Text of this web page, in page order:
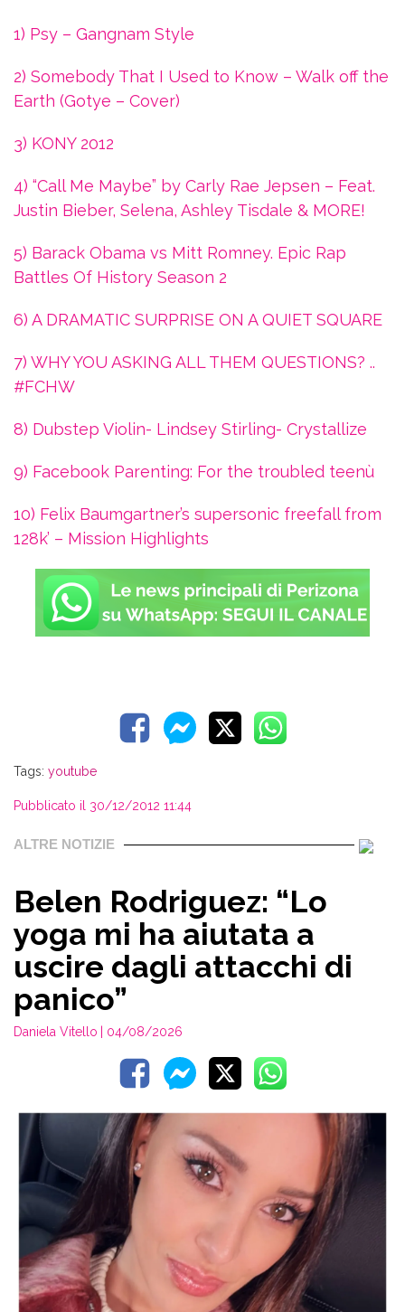
1) Psy – Gangnam Style
2) Somebody That I Used to Know – Walk off the
Earth (Gotye – Cover)
3) KONY 2012
4) “Call Me Maybe” by Carly Rae Jepsen – Feat.
Justin Bieber, Selena, Ashley Tisdale & MORE!
5) Barack Obama vs Mitt Romney. Epic Rap
Battles Of History Season 2
6) A DRAMATIC SURPRISE ON A QUIET SQUARE
7) WHY YOU ASKING ALL THEM QUESTIONS? ..
#FCHW
8) Dubstep Violin- Lindsey Stirling- Crystallize
9) Facebook Parenting: For the troubled teenù
10) Felix Baumgartner’s supersonic freefall from
128k’ – Mission Highlights
Tags: youtube
Pubblicato il 30/12/2012 11:44
ALTRE NOTIZIE
Belen Rodriguez: “Lo
yoga mi ha aiutata a
uscire dagli attacchi di
panico”
Daniela Vitello | 04/08/2026